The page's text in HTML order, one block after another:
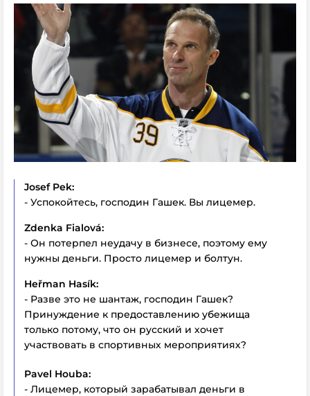
Josef Pek:
- Успокойтесь, господин Гашек. Вы лицемер.
Zdenka Fialová:
- Он потерпел неудачу в бизнесе, поэтому ему
нужны деньги. Просто лицемер и болтун.
Heřman Hasík:
- Разве это не шантаж, господин Гашек?
Принуждение к предоставлению убежища
только потому, что он русский и хочет
участвовать в спортивных мероприятиях?
Pavel Houba:
- Лицемер, который зарабатывал деньги в